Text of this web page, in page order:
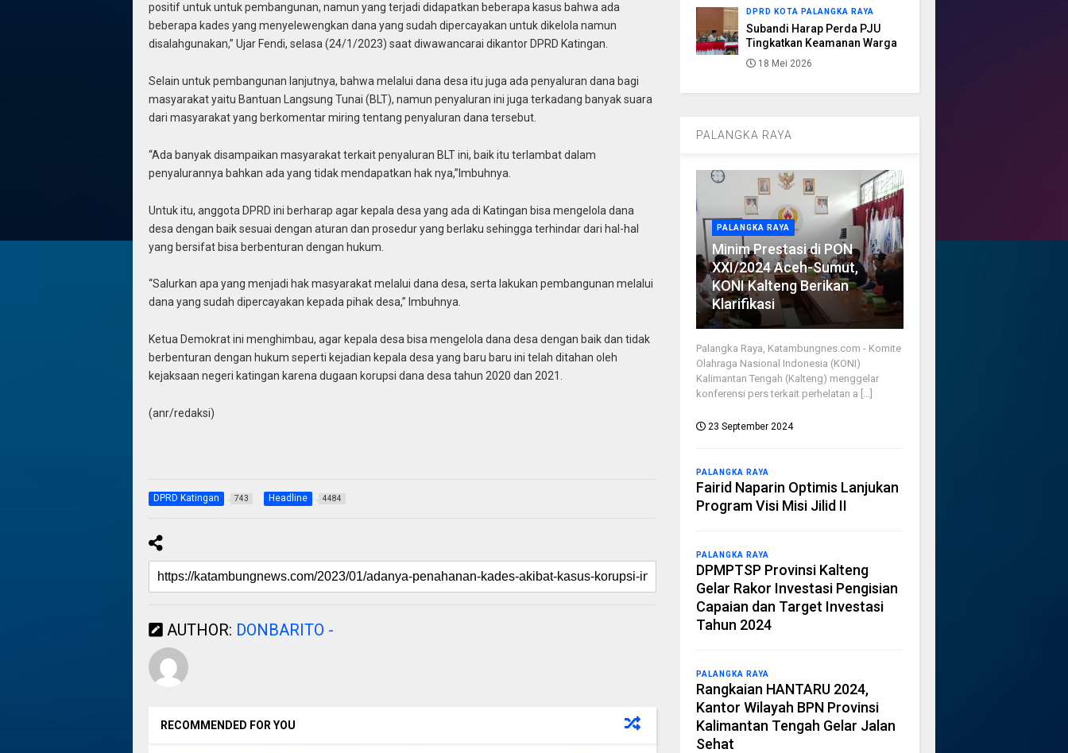
positif untuk untuk pembangunan, namun yang terjadi didapatkan beberapa kasus bahwa ada
beberapa kades yang menyelewengkan dana yang sudah dipercayakan untuk dikelola namun
disalahgunakan,” Ujar Fendi, selasa (24/1/2023) saat diwawancarai dikantor DPRD Katingan.
Selain untuk pembangunan lanjutnya, bahwa melalui dana desa itu juga ada penyaluran dana bagi
masyarakat yaitu Bantuan Langsung Tunai (BLT), namun penyaluran ini juga terkadang banyak suara
dari masyarakat yang berkomentar miring tentang penyaluran dana tersebut.
“Ada banyak disampaikan masyarakat terkait penyaluran BLT ini, baik itu terlambat dalam
penyalurannya bahkan ada yang tidak mendapatkan hak nya,”Imbuhnya.
Untuk itu, anggota DPRD ini berharap agar kepala desa yang ada di Katingan bisa mengelola dana
desa dengan baik sesuai dengan aturan dan prosedur yang berlaku sehingga terhindar dari hal-hal
yang bersifat bisa berbenturan dengan hukum.
“Salurkan apa yang menjadi hak masyarakat melalui dana desa, serta lakukan pembangunan melalui
dana yang sudah dipercayakan kepada pihak desa,” Imbuhnya.
Ketua Demokrat ini menghimbau, agar kepala desa bisa mengelola dana desa dengan baik dan tidak
berbenturan dengan hukum seperti kejadian kepala desa yang baru baru ini telah ditahan oleh
kejaksaan negeri katingan karena dugaan korupsi dana desa tahun 2020 dan 2021.
(anr/redaksi)
DPRD Katingan 743 Headline 4484
AUTHOR: DONBARITO -
RECOMMENDED FOR YOU
DPRD KOTA PALANGKA RAYA
Subandi Harap Perda PJU
Tingkatkan Keamanan Warga
18 Mei 2026
PALANGKA RAYA
PALANGKA RAYA
Minim Prestasi di PON
XXI/2024 Aceh-Sumut,
KONI Kalteng Berikan
Klarifikasi
Palangka Raya, Katambungnes.com - Komite
Olahraga Nasional Indonesia (KONI)
Kalimantan Tengah (Kalteng) menggelar
konferensi pers terkait perhelatan a [...]
23 September 2024
PALANGKA RAYA
Fairid Naparin Optimis Lanjukan
Program Visi Misi Jilid II
PALANGKA RAYA
DPMPTSP Provinsi Kalteng
Gelar Rakor Investasi Pengisian
Capaian dan Target Investasi
Tahun 2024
PALANGKA RAYA
Rangkaian HANTARU 2024,
Kantor Wilayah BPN Provinsi
Kalimantan Tengah Gelar Jalan
Sehat